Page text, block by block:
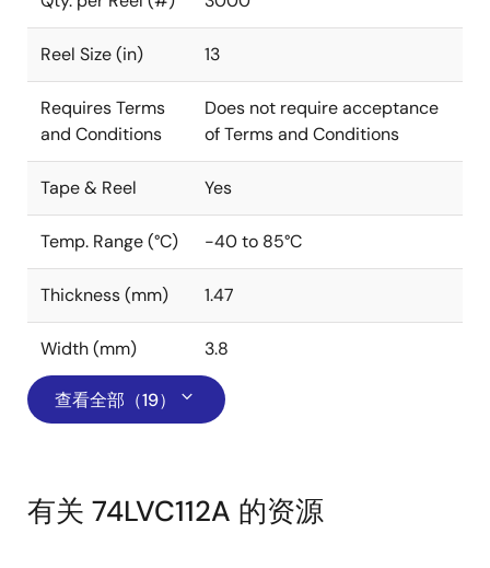
Reel Size (in) 13
Requires Terms
and Conditions
Does not require acceptance
of Terms and Conditions
Tape & Reel Yes
Temp. Range (°C) -40 to 85°C
Thickness (mm) 1.47
Width (mm) 3.8
查看全部（19）
有关 74LVC112A 的资源